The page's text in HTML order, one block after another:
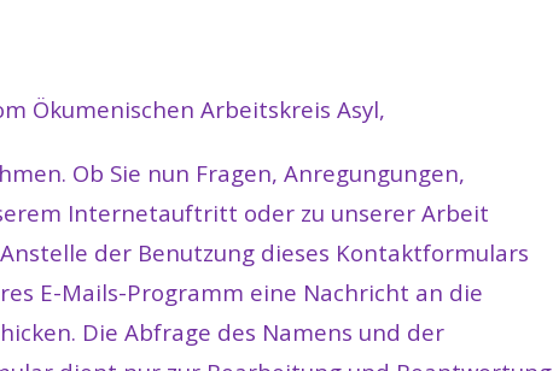
Ökumenischen Arbeitskreis Asyl,
Ob Sie nun Fragen, Anregungungen,
Internetauftritt oder zu unserer Arbeit
der Benutzung dieses Kontaktformulars
E-Mails-Programm eine Nachricht an die
Die Abfrage des Namens und der